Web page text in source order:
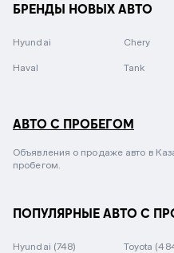
БРЕНДЫ НОВЫХ АВТО
Hyundai Chery
Haval Tank
АВТО С ПРОБЕГОМ
Объявления о продаже авто в
пробегом.
ПОПУЛЯРНЫЕ АВТО С
Hyundai (748) Toyota